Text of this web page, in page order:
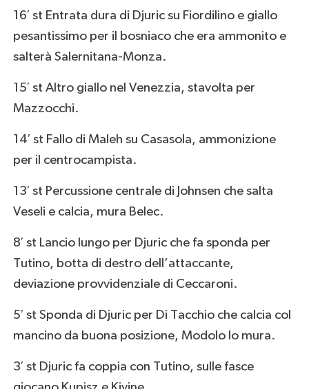
16′ st Entrata dura di Djuric su Fiordilino e giallo
pesantissimo per il bosniaco che era ammonito e
salterà Salernitana-Monza.
15′ st Altro giallo nel Venezzia, stavolta per
Mazzocchi.
14′ st Fallo di Maleh su Casasola, ammonizione
per il centrocampista.
13′ st Percussione centrale di Johnsen che salta
Veseli e calcia, mura Belec.
8′ st Lancio lungo per Djuric che fa sponda per
Tutino, botta di destro dell’attaccante,
deviazione provvidenziale di Ceccaroni.
5′ st Sponda di Djuric per Di Tacchio che calcia col
mancino da buona posizione, Modolo lo mura.
3′ st Djuric fa coppia con Tutino, sulle fasce